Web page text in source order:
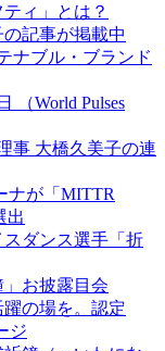
ィ」とは？
記事が掲載中
ナブル・ブランド
（World Pulses
事 大橋久美子の連
ナが「MITTR
出
ダンス選手「折
お披露目会
の場を。認定
ジ